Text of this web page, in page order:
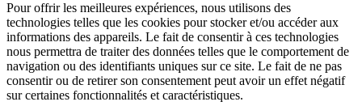
Pour offrir les meilleures expériences, nous utilisons des
technologies telles que les cookies pour stocker et/ou accéder aux
informations des appareils. Le fait de consentir à ces technologies
nous permettra de traiter des données telles que le comportement de
navigation ou des identifiants uniques sur ce site. Le fait de ne pas
consentir ou de retirer son consentement peut avoir un effet négatif
sur certaines fonctionnalités et caractéristiques.